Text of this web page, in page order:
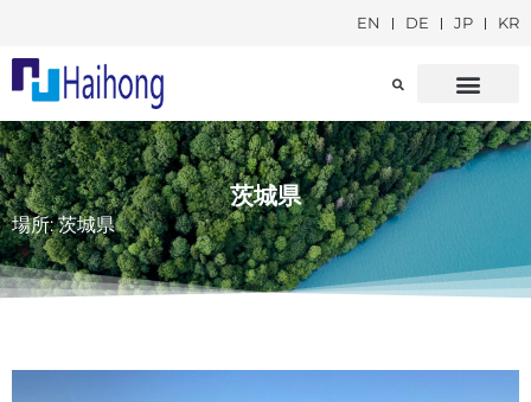
EN DE JP KR
茨城県
場所: 茨城県